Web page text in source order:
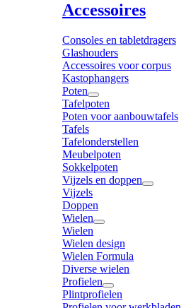
Accessoires
Consoles en tabletdragers
Glashouders
Accessoires voor corpus
Kastophangers
Poten
Tafelpoten
Poten voor aanbouwtafels
Tafels
Tafelonderstellen
Meubelpoten
Sokkelpoten
Vijzels en doppen
Vijzels
Doppen
Wielen
Wielen
Wielen design
Wielen Formula
Diverse wielen
Profielen
Plintprofielen